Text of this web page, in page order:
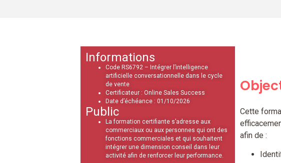
Informations
Code RS6792 – Intégrer l’intelligence
artificielle conversationnelle dans le cycle
de vente
Certificateur : Online Sales Success
Date d’échéance : 01/10/2026
Public
La formation certifiante s’adresse aux
commerciaux ou aux personnes qui ont des
fonctions commerciales et qui souhaitent
intégrer une dimension conseil dans leur
activité afin de renforcer leur performance.
Cette
afin de :